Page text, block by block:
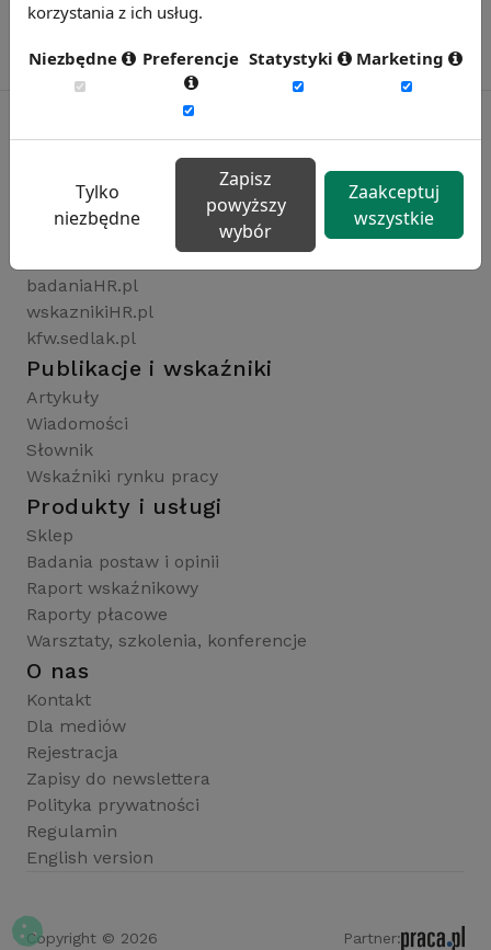
sedlak.pl
wynagrodzenia.pl
badaniaHR.pl
wskaznikiHR.pl
kfw.sedlak.pl
Publikacje i wskaźniki
Artykuły
Wiadomości
Słownik
Wskaźniki rynku pracy
Produkty i usługi
Sklep
Badania postaw i opinii
Raport wskaźnikowy
Raporty płacowe
Warsztaty, szkolenia, konferencje
O nas
Kontakt
Dla mediów
Rejestracja
Zapisy do newslettera
Polityka prywatności
Regulamin
English version
Copyright © 2026 Partner:
korzystania z ich usług.
Niezbędne Preferencje Statystyki Marketing
Tylko
niezbędne
Zapisz
powyższy
wybór
Zaakceptuj
wszystkie